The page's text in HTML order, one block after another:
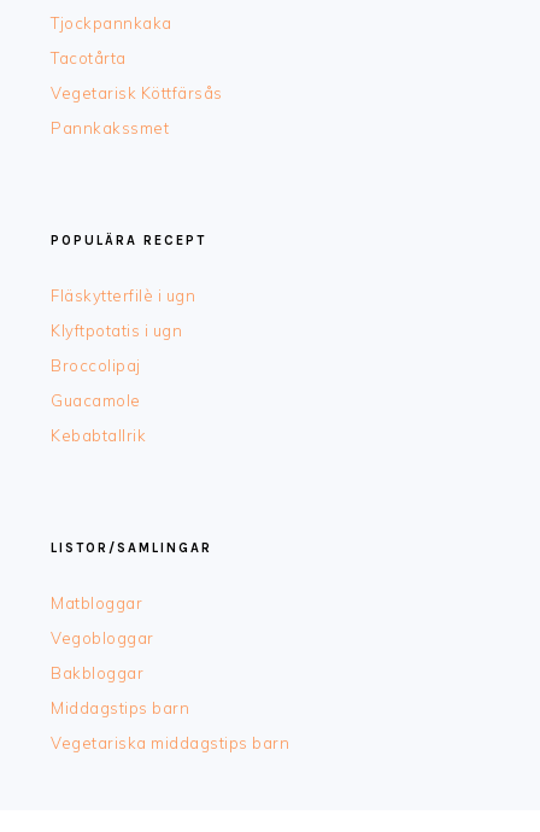
Tjockpannkaka
Tacotårta
Vegetarisk Köttfärsås
Pannkakssmet
POPULÄRA RECEPT
Fläskytterfilè i ugn
Klyftpotatis i ugn
Broccolipaj
Guacamole
Kebabtallrik
LISTOR/SAMLINGAR
Matbloggar
Vegobloggar
Bakbloggar
Middagstips barn
Vegetariska middagstips barn